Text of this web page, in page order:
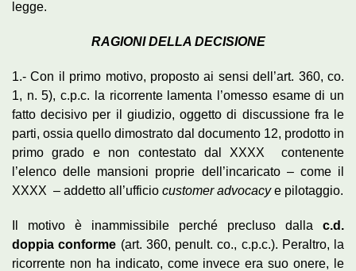
legge.
RAGIONI DELLA DECISIONE
1.- Con il primo motivo, proposto ai sensi dell’art. 360, co.
1, n. 5), c.p.c. la ricorrente lamenta l’omesso esame di un
fatto decisivo per il giudizio, oggetto di discussione fra le
parti, ossia quello dimostrato dal documento 12, prodotto in
primo grado e non contestato dal XXXX contenente
l’elenco delle mansioni proprie dell’incaricato – come il
XXXX – addetto all’ufficio customeradvocacye pilotaggio.
Il motivo è inammissibile perché precluso dalla c.d.
doppia conforme (art. 360, penult. co., c.p.c.). Peraltro, la
ricorrente non ha indicato, come invece era suo onere, le